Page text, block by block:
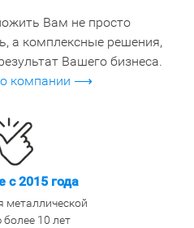
Вам не просто
а комплексные решения,
Вашего бизнеса.
о компании ⟶
с 2015 года
металлической
10 лет